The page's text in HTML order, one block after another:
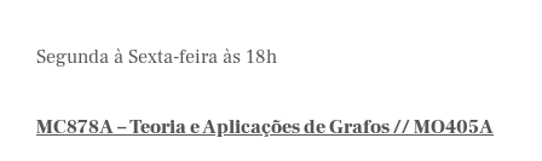
Segunda à Sexta-feira às 18h
MC878A – Teoria e Aplicações de Grafos // MO405A